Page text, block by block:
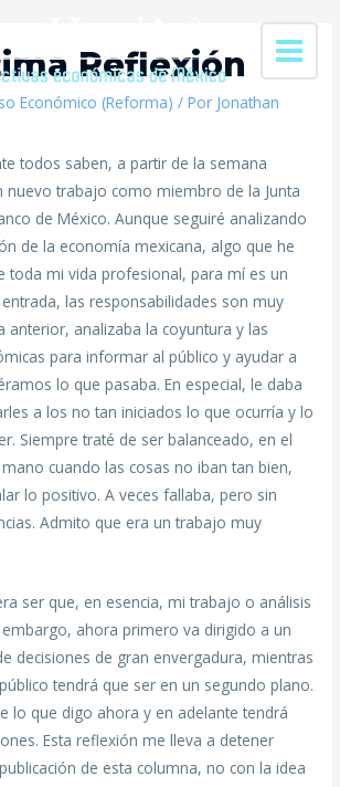
Reflexión
Económico (Reforma) / Por Jonathan
todos saben, a partir de la semana
nuevo trabajo como miembro de la Junta
de México. Aunque seguiré analizando
de la economía mexicana, algo que he
toda mi vida profesional, para mí es un
las responsabilidades son muy
anterior, analizaba la coyuntura y las
para informar al público y ayudar a
lo que pasaba. En especial, le daba
a los no tan iniciados lo que ocurría y lo
Siempre traté de ser balanceado, en el
cuando las cosas no iban tan bien,
lo positivo. A veces fallaba, pero sin
Admito que era un trabajo muy
ser que, en esencia, mi trabajo o análisis
ahora primero va dirigido a un
decisiones de gran envergadura, mientras
tendrá que ser en un segundo plano.
lo que digo ahora y en adelante tendrá
Esta reflexión me lleva a detener
de esta columna, no con la idea